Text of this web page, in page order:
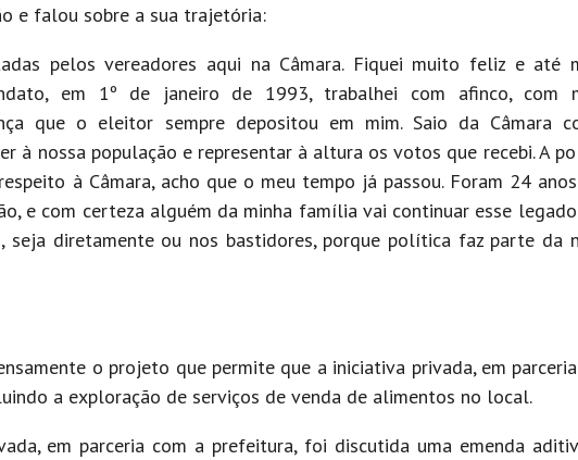
e falou sobre a sua trajetória:
pelos vereadores aqui na Câmara. Fiquei muito feliz e até
em 1º de janeiro de 1993, trabalhei com afinco, com
que o eleitor sempre depositou em mim. Saio da Câmara
à nossa população e representar à altura os votos que recebi. A
à Câmara, acho que o meu tempo já passou. Foram 24
e com certeza alguém da minha família vai continuar esse
diretamente ou nos bastidores, porque política faz parte da
o projeto que permite que a iniciativa privada, em
a exploração de serviços de venda de alimentos no local.
em parceria com a prefeitura, foi discutida uma emenda